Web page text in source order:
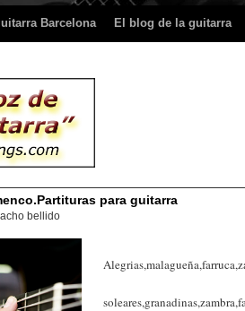
Barcelona El blog de la guitarra
para guitarra
bellido